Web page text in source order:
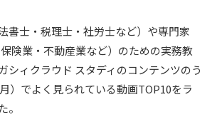
書士・税理士・社労士など）や専門家
保険業・不動産業など）のための実務教
シィクラウド スタディのコンテンツのう
）でよく見られている動画TOP10をラ
。